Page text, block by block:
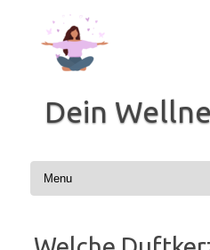
springen
Dein